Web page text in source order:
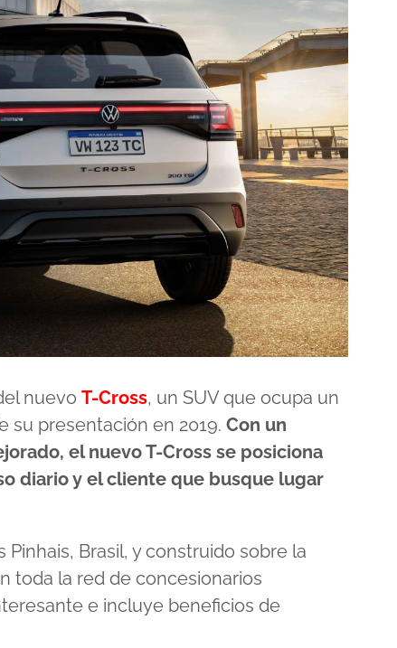
nuevo T-Cross, un SUV que ocupa un
su presentación en 2019. Con un
el nuevo T-Cross se posiciona
diario y el cliente que busque lugar
Brasil, y construido sobre la
toda la red de concesionarios
e incluye beneficios de